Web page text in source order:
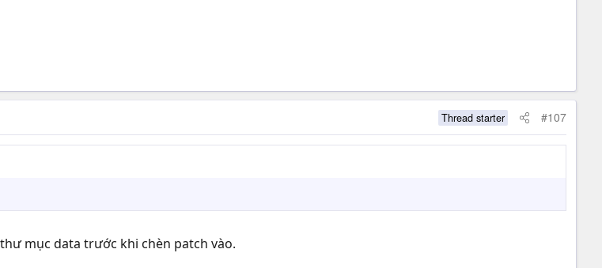
Thread starter #107
mục data trước khi chèn patch vào.